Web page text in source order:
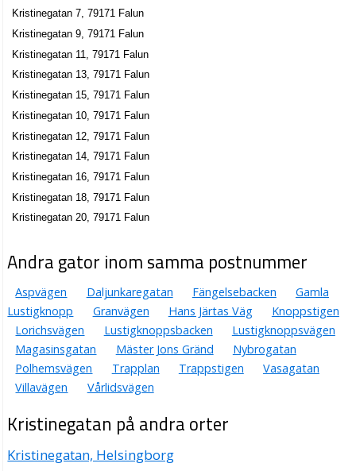
023-783020
Kristinegatan 27, 79160 Falun
Kepos AB
Anders Rikard Hellstrand
023-34800
Kristinegatan 27, 79160 Falun
Kepos Förvaltning AB
Anders Rikard Hellstrand
Kristinegatan 27, 79160 Falun
Winterblot Capital AB
Anders Rikard Hellstrand
Gamla Brandstationen AB
Lars Ola Pontus Strålin
Kristinegatan 29, 79160 Falun
Mathias Karlsson Häströrelse
Gustav Mathias Karlsson
0591-20183
Fény Maskin AB
Tom Georg Olsmats
Kristinegatan 7, 79171 Falun
Kristinegatan 9, 79171 Falun
Kristinegatan 11, 79171 Falun
Kristinegatan 13, 79171 Falun
Kristinegatan 15, 79171 Falun
Kristinegatan 10, 79171 Falun
Kristinegatan 12, 79171 Falun
Kristinegatan 14, 79171 Falun
Kristinegatan 16, 79171 Falun
Kristinegatan 18, 79171 Falun
Kristinegatan 20, 79171 Falun
Andra gator inom samma postnummer
Aspvägen Daljunkaregatan Fängelsebacken
Gamla
Lustigknopp
Granvägen Hans Järtas Väg
Knoppstigen
Lorichsvägen
Lustigknoppsbacken
Lustigknoppsvägen
Magasinsgatan
Mäster Jons Gränd
Nybrogatan
Polhemsvägen
Trapplan Trappstigen
Vasagatan
Villavägen
Vårlidsvägen
Kristinegatan på andra orter
Kristinegatan, Helsingborg